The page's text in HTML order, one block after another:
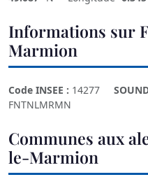
Informations sur
Marmion
Code INSEE : 14277
FNTNLMRMN
Communes aux
le-Marmion